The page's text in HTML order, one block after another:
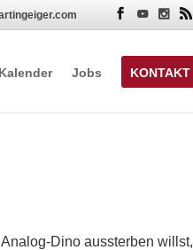
 
Kalender Jobs KONTAKT
Dino aussterben willst,